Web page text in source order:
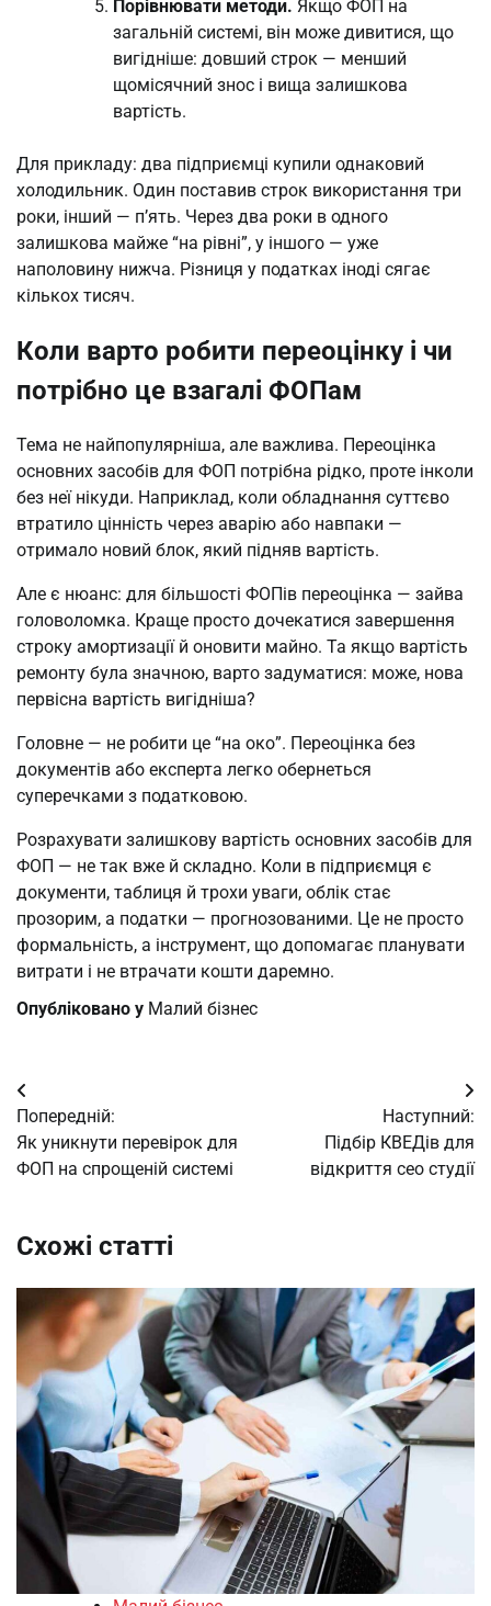
Порівнювати методи. Якщо ФОП на
загальній системі, він може дивитися, що
вигідніше: довший строк — менший
щомісячний знос і вища залишкова
вартість.
Для прикладу: два підприємці купили однаковий
холодильник. Один поставив строк використання три
роки, інший — п’ять. Через два роки в одного
залишкова майже “на рівні”, у іншого — уже
наполовину нижча. Різниця у податках іноді сягає
кількох тисяч.
Коли варто робити переоцінку і чи
потрібно це взагалі ФОПам
Тема не найпопулярніша, але важлива. Переоцінка
основних засобів для ФОП потрібна рідко, проте інколи
без неї нікуди. Наприклад, коли обладнання суттєво
втратило цінність через аварію або навпаки —
отримало новий блок, який підняв вартість.
Але є нюанс: для більшості ФОПів переоцінка — зайва
головоломка. Краще просто дочекатися завершення
строку амортизації й оновити майно. Та якщо вартість
ремонту була значною, варто задуматися: може, нова
первісна вартість вигідніша?
Головне — не робити це “на око”. Переоцінка без
документів або експерта легко обернеться
суперечками з податковою.
Розрахувати залишкову вартість основних засобів для
ФОП — не так вже й складно. Коли в підприємця є
документи, таблиця й трохи уваги, облік стає
прозорим, а податки — прогнозованими. Це не просто
формальність, а інструмент, що допомагає планувати
витрати і не втрачати кошти даремно.
Опубліковано у Малий бізнес
Навігація
записів
Попередній:
Як уникнути перевірок для
ФОП на спрощеній системі
Наступний:
Підбір КВЕДів для
відкриття сео студії
Схожі статті